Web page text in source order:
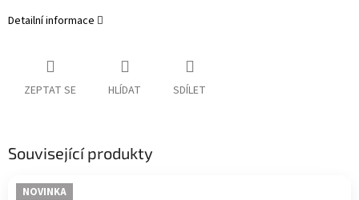
Detailní informace
ZEPTAT SE HLÍDAT SDÍLET
Související produkty
NOVINKA